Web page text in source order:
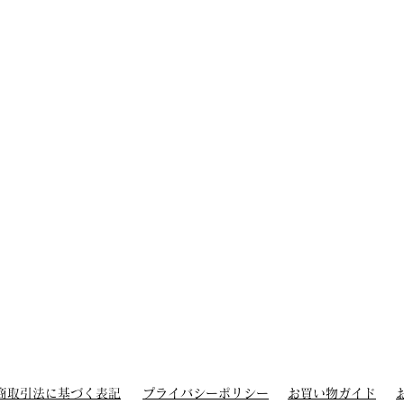
取引法に基づく表記 プライバシーポリシー お買い物ガイド